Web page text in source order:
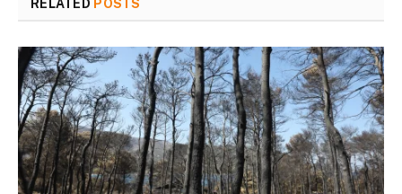
RELATED POSTS